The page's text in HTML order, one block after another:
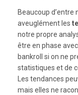
Beaucoup d’entre
aveuglément les
notre propre
être en phase
bankroll si on ne
statistiques et de
Les tendances
mais elles ne